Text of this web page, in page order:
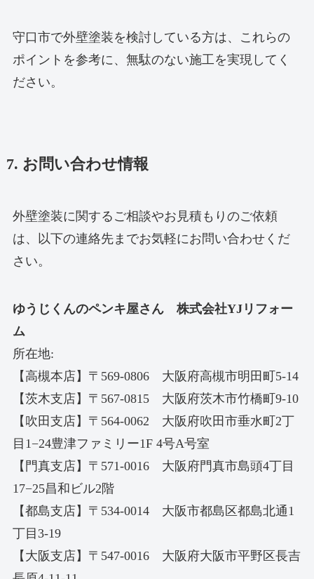
守口市で外壁塗装を検討している方は、これらの
ポイントを参考に、無駄のない施工を実現してく
ださい。
7. お問い合わせ情報
外壁塗装に関するご相談やお見積もりのご依頼
は、以下の連絡先までお気軽にお問い合わせくだ
さい。
ゆうじくんのペンキ屋さん 株式会社YJリフォー
ム
所在地:
【高槻本店】〒569-0806 大阪府高槻市明田町5-14
【茨木支店】〒567-0815 大阪府茨木市竹橋町9-10
【吹田支店】〒564-0062 大阪府吹田市垂水町2丁
目1−24豊津ファミリー1F 4号A号室
【門真支店】〒571-0016 大阪府門真市島頭4丁目
17−25昌和ビル2階
【都島支店】〒534-0014 大阪市都島区都島北通1
丁目3-19
【大阪支店】〒547-0016 大阪府大阪市平野区長吉